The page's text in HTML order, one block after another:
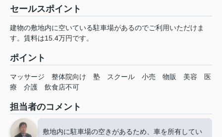
セールスポイント
建物の敷地内に空いている駐車場があるのでご利用いただけま
す。賃料は15.4万円です。
ポイント
マッサージ 整体院向け 塾 スクール 小売 物販 美容
医
療
介護 飲食店不可
担当者のコメント
敷地内に駐車場の空きがあるため、車を所有してい